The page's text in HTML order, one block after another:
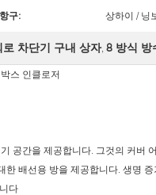
항구: 상하이 / 닝
차단기 구내 상자, 8 방식 방
스 인클로저
공간을 제공합니다. 그것의 커버
배선용 방을 제공합니다. 생명
다